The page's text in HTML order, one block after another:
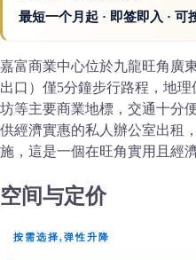
最短一个月起 · 即签即入 · 可
嘉富商業中心位於九龍旺角廣
出口）僅5分鐘步行路程，地
坊等主要商業地標，交通十分
供經濟實惠的私人辦公室出租
施，這是一個在旺角實用且經
空间与定价
按需选择,弹性升降